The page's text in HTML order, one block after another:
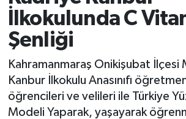
İlkokulunda C
Şenliği
Kahramanmaraş Onikişubat İlçesi
Kanbur İlkokulu Anasınıfı
öğrencileri ve velileri ile Türkiye
Modeli Yaparak, yaşayarak
SPOR
YAŞAM
TEKNOLOJİ
SAĞLIK
Trafik Durumu
Süper Lig Puan Durumu ve
Tüm Manşetler
Son Dakika Haberleri